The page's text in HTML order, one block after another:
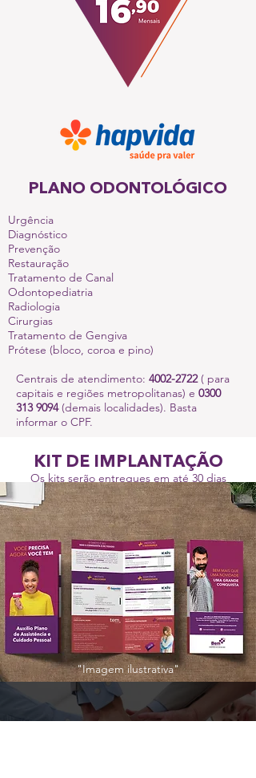
PLANO ODONTOLÓGICO
Urgência
Diagnóstico
Prevenção
Restauração
Tratamento de Canal
Odontopediatria
Radiologia
Cirurgias
Tratamento de Gengiva
Prótese (bloco, coroa e pino)
Centrais de atendimento: 4002-2722( para
capitais e regiões metropolitanas) e 0300
313 9094(demais localidades). Basta
informar o CPF.
KIT DE IMPLANTAÇÃO
Os kits serão entregues em até 30 dias
úteis a partir do início de vigência.
"Imagem ilustrativa"